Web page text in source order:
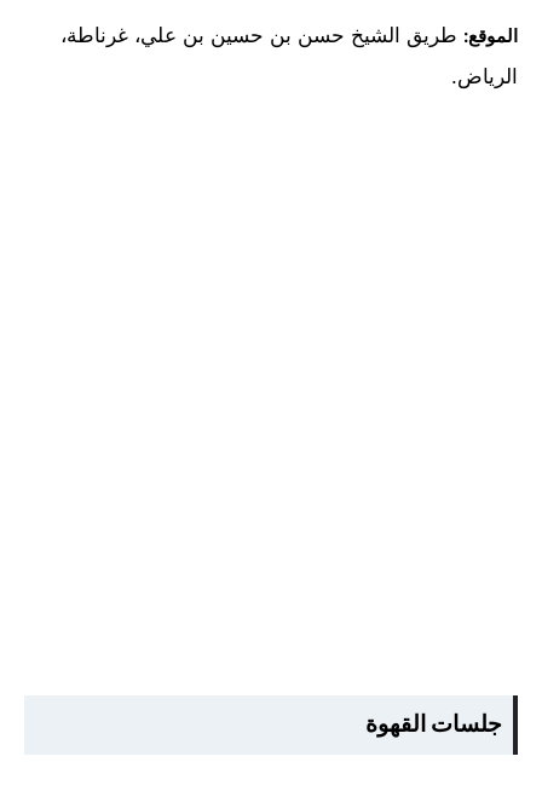
الموقع: طريق الشيخ حسن بن حسين بن علي، غرناطة،
الرياض.
جلسات القهوة